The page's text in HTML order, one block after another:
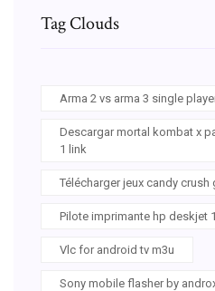
Tag Clouds
Arma 2 vs arma 3 single
Descargar mortal kombat x
1 link
Télécharger jeux candy crush
Pilote imprimante hp deskjet
Vlc for android tv m3u
Sony mobile flasher by